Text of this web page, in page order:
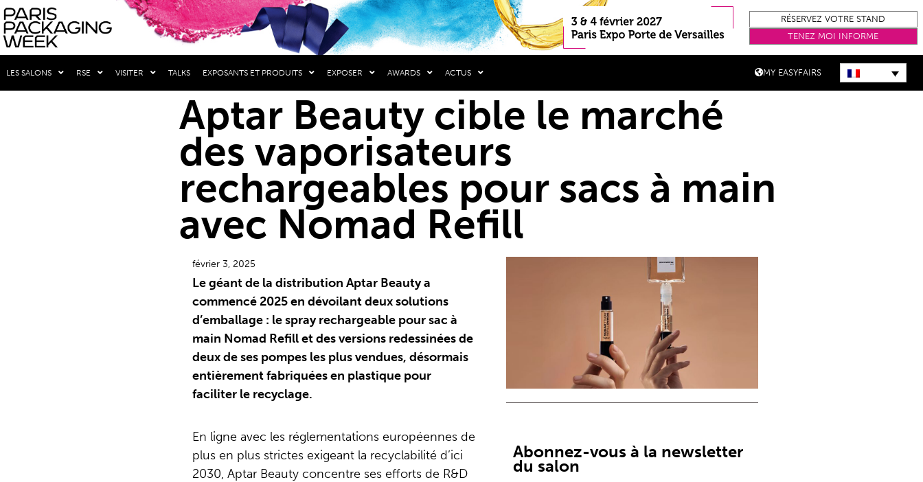
RÉSERVEZ VOTRE STAND
TENEZ MOI INFORME
LES SALONS RSE VISITER TALKS EXPOSANTS ET PRODUITS EXPOSER AWARDS ACTUS MY EASYFAIRS
Aptar Beauty cible le marché
des vaporisateurs
rechargeables pour sacs à main
avec Nomad Refill
février 3, 2025
Le géant de la distribution Aptar Beauty a
commencé 2025 en dévoilant deux solutions
d’emballage : le spray rechargeable pour sac à
main Nomad Refill et des versions redessinées de
deux de ses pompes les plus vendues, désormais
entièrement fabriquées en plastique pour
faciliter le recyclage.
En ligne avec les réglementations européennes de
plus en plus strictes exigeant la recyclabilité d’ici
2030, Aptar Beauty concentre ses efforts de R&D
Abonnez-vous à la newsletter
du salon